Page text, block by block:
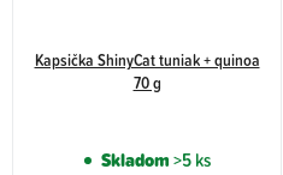
Kapsička ShinyCat tuniak + quinoa
70 g
Skladom>5 ks